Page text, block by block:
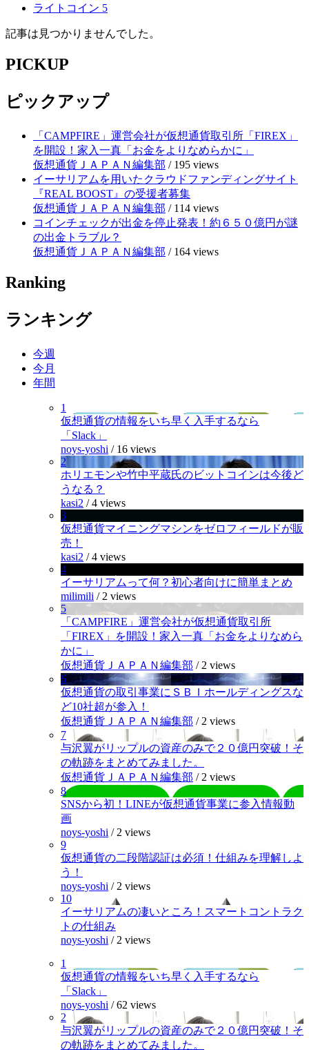
ライトコイン 5
記事は見つかりませんでした。
PICKUP
ピックアップ
「CAMPFIRE」運営会社が仮想通貨取引所「FIREX」
を開設！家入一真「お金をよりなめらかに」
仮想通貨ＪＡＰＡＮ編集部 / 195 views
イーサリアムを用いたクラウドファンディングサイト
『REAL BOOST』の受援者募集
仮想通貨ＪＡＰＡＮ編集部 / 114 views
コインチェックが出金を停止発表！約６５０億円が謎
の出金トラブル？
仮想通貨ＪＡＰＡＮ編集部 / 164 views
Ranking
ランキング
今週
今月
年間
1
仮想通貨の情報をいち早く入手するなら
「Slack」
noys-yoshi / 16 views
2
ホリエモンや竹中平蔵氏のビットコインは今後ど
うなる？
kasi2 /4 views
3
仮想通貨マイニングマシンをゼロフィールドが販
売！
kasi2 /4 views
4
イーサリアムって何？初心者向けに簡単まとめ
milimili / 2 views
5
「CAMPFIRE」運営会社が仮想通貨取引所
「FIREX」を開設！家入一真「お金をよりなめら
かに」
仮想通貨ＪＡＰＡＮ編集部 / 2 views
6
仮想通貨の取引事業にＳＢＩホールディングスな
ど10社超が参入！
仮想通貨ＪＡＰＡＮ編集部 / 2 views
7
与沢翼がリップルの資産のみで２０億円突破！そ
の軌跡をまとめてみました。
仮想通貨ＪＡＰＡＮ編集部 / 2 views
8
SNSから初！LINEが仮想通貨事業に参入情報動
画
noys-yoshi / 2 views
9
仮想通貨の二段階認証は必須！仕組みを理解しよ
う！
noys-yoshi / 2 views
10
イーサリアムの凄いところ！スマートコントラク
トの仕組み
noys-yoshi / 2 views
1
仮想通貨の情報をいち早く入手するなら
「Slack」
noys-yoshi /62 views
2
与沢翼がリップルの資産のみで２０億円突破！そ
の軌跡をまとめてみました。